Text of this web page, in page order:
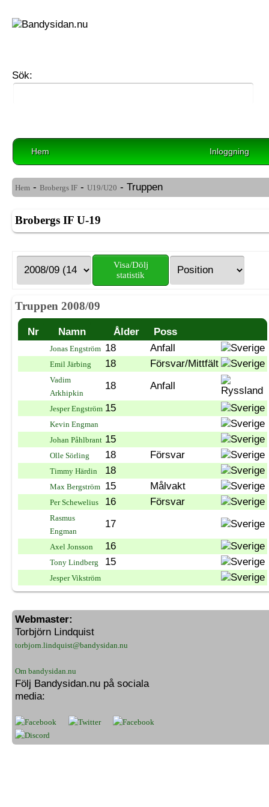
Sök:
Hem Inloggning
Hem - Brobergs IF - U19/U20 - Truppen
Brobergs IF U-19
Visa/Dölj
statistik
Truppen 2008/09
Nr Namn Ålder Poss
Jonas Engström 18 Anfall
Emil Järbing 18 Försvar/Mittfält
Vadim
Arkhipkin
18 Anfall
Jesper Engström 15
Kevin Engman
Johan Påhlbrant 15
Olle Sörling 18 Försvar
Timmy Härdin 18
Max Bergström 15 Målvakt
Per Schewelius 16 Försvar
Rasmus
Engman
17
Axel Jonsson 16
Tony Lindberg 15
Jesper Vikström
Webmaster:
Torbjörn Lindquist
torbjorn.lindquist@bandysidan.nu
Om bandysidan.nu
Följ Bandysidan.nu på sociala
media: